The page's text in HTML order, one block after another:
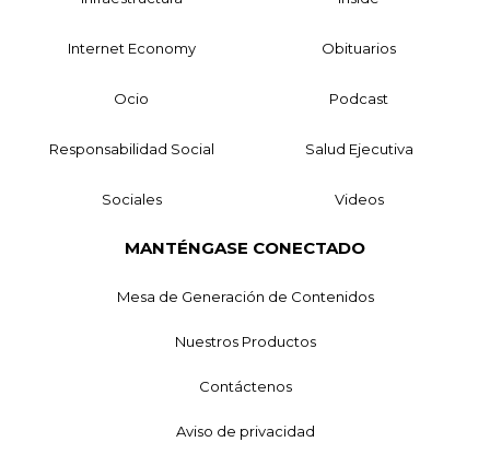
Internet Economy Obituarios
Ocio Podcast
Responsabilidad Social Salud Ejecutiva
Sociales Videos
MANTÉNGASE CONECTADO
Mesa de Generación de Contenidos
Nuestros Productos
Contáctenos
Aviso de privacidad